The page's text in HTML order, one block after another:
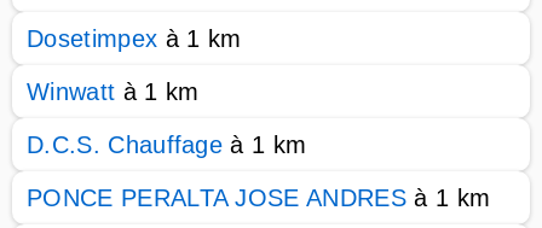
Dosetimpex à 1 km
Winwatt à 1 km
D.C.S. Chauffage à 1 km
PONCE PERALTA JOSE ANDRES à 1 km